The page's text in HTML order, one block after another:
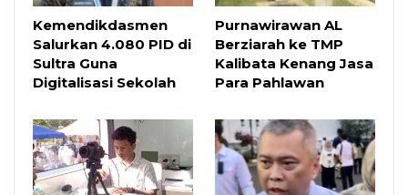
Kemendikdasmen
Salurkan 4.080 PID di
Sultra Guna
Digitalisasi Sekolah
Purnawirawan AL
Berziarah ke TMP
Kalibata Kenang Jasa
Para Pahlawan